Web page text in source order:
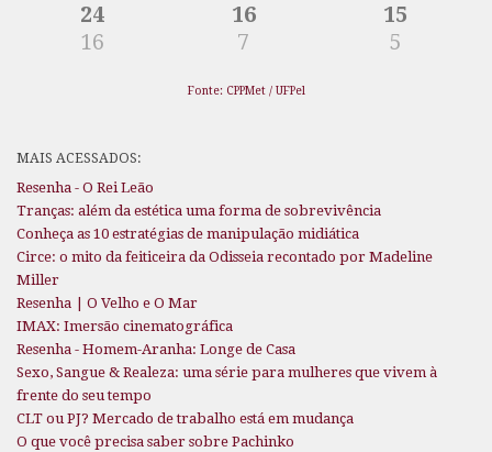
24
16
16
7
15
5
Fonte: CPPMet / UFPel
MAIS ACESSADOS:
Resenha - O Rei Leão
Tranças: além da estética uma forma de sobrevivência
Conheça as 10 estratégias de manipulação midiática
Circe: o mito da feiticeira da Odisseia recontado por Madeline
Miller
Resenha | O Velho e O Mar
IMAX: Imersão cinematográfica
Resenha - Homem-Aranha: Longe de Casa
Sexo, Sangue & Realeza: uma série para mulheres que vivem à
frente do seu tempo
CLT ou PJ? Mercado de trabalho está em mudança
O que você precisa saber sobre Pachinko